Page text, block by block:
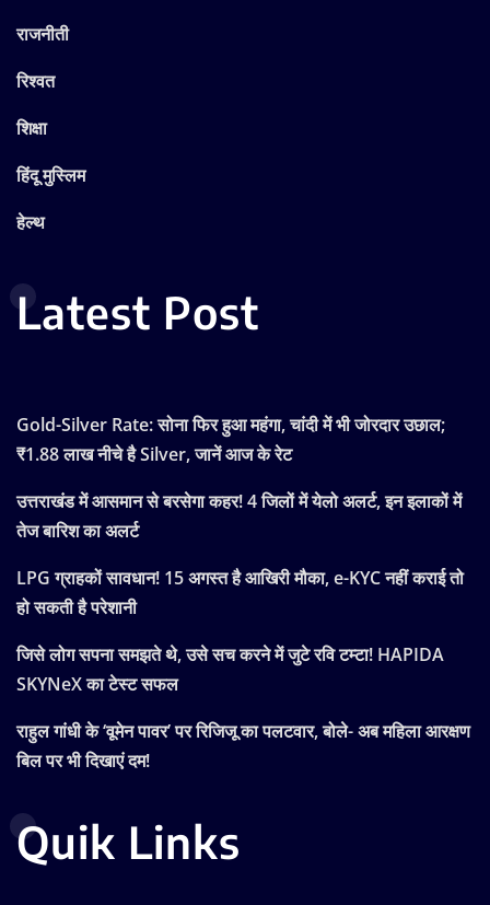
राजनीती
रिश्वत
शिक्षा
हिंदू मुस्लिम
हेल्थ
Latest Post
Gold-Silver Rate: सोना फिर हुआ महंगा, चांदी में भी जोरदार उछाल;
₹1.88 लाख नीचे है Silver, जानें आज के रेट
उत्तराखंड में आसमान से बरसेगा कहर! 4 जिलों में येलो अलर्ट, इन इलाकों में
तेज बारिश का अलर्ट
LPG ग्राहकों सावधान! 15 अगस्त है आखिरी मौका, e-KYC नहीं कराई तो
हो सकती है परेशानी
जिसे लोग सपना समझते थे, उसे सच करने में जुटे रवि टम्टा! HAPIDA
SKYNeX का टेस्ट सफल
राहुल गांधी के ‘वूमेन पावर’ पर रिजिजू का पलटवार, बोले- अब महिला आरक्षण
बिल पर भी दिखाएं दम!
Quik Links